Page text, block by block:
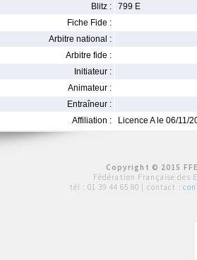
Blitz :
799 E
Fiche Fide :
Arbitre national :
Arbitre fide :
Initiateur :
Animateur :
Entraîneur :
Affiliation :
Licence A le 06/11/
Copyright © 2015
Fédération Française des
tél : 01 39 44 65 80 | contact :